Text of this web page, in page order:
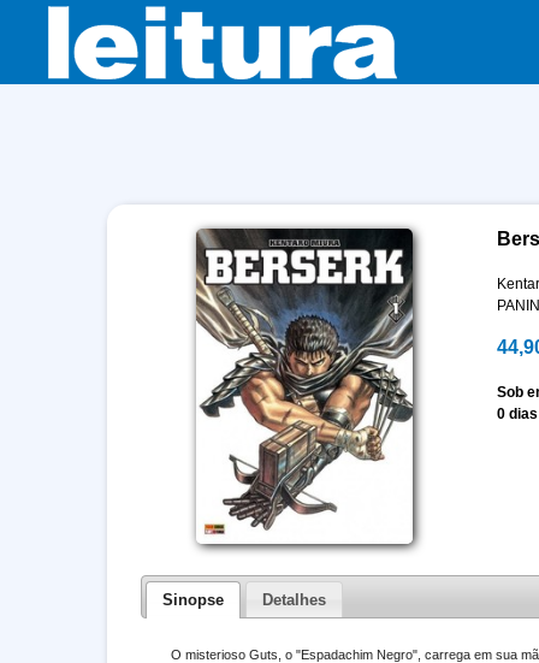
Sob
0 dias
Sinopse Detalhes
O misterioso Guts, o "Espadachim Negro", carrega em sua